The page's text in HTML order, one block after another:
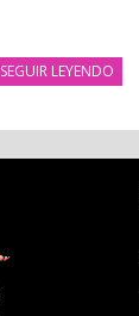
SEGUIR LEYENDO